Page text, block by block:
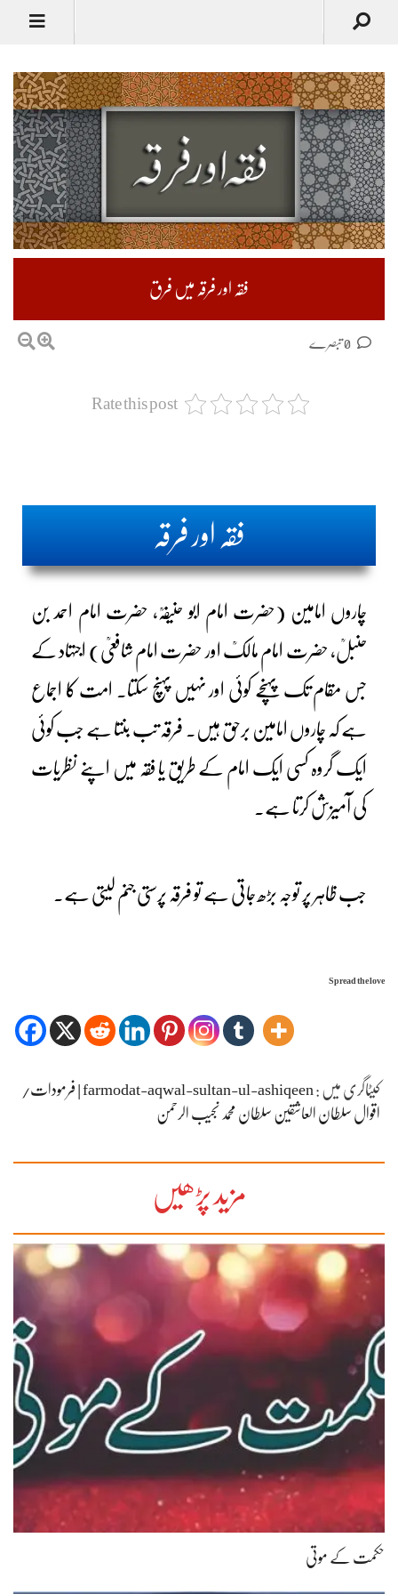
فقہ اور فرقہ میں فرق
Rate this post
فقہ اور فرقہ
چاروں امامین (حضرت امام ابو حنیفہؒ، حضرت امام احمد بن
حنبلؒ، حضرت امام مالکؒ اور حضرت امام شافعیؒ) اجتہاد کے
جس مقام تک پہنچے کوئی اور نہیں پہنچ سکتا۔ امت کا اجماع
ہے کہ چاروں امامین برحق ہیں۔ فرقہ تب بنتا ہے جب کوئی
ایک گروہ کسی ایک امام کے طریق یا فقہ میں اپنے نظریات
کی آمیزش کرتا ہے۔
جب ظاہر پر توجہ بڑھ جاتی ہے تو فرقہ پرستی جنم لیتی ہے۔
Spread the love
کیٹاگری میں :
farmodat-aqwal-sultan-ul-ashiqeen | فرمودات/
اقوال سلطان العاشقین سلطان محمد نجیب الرحمن
مزید پڑھیں
حکمت کے موتی